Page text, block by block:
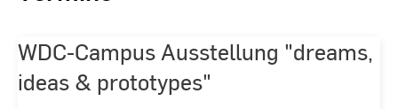
WDC-Campus Ausstellung "dreams,
ideas & prototypes"